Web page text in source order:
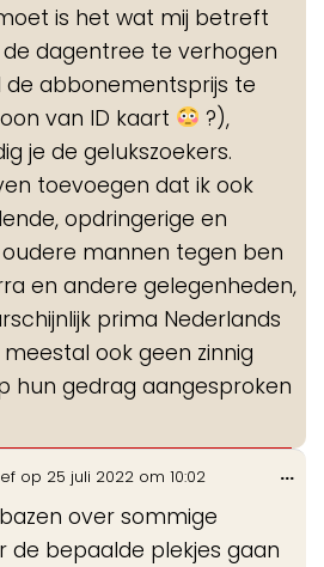
is het wat mij betreft
dagentree te verhogen
de abbonementsprijs te
van ID kaart
?),
je de gelukszoekers.
toevoegen dat ik ook
opdringerige en
mannen tegen ben
en andere gelegenheden,
prima Nederlands
ook geen zinnig
hun gedrag aangesproken
op 25 juli 2022 om 10:02
over sommige
de bepaalde plekjes gaan
...